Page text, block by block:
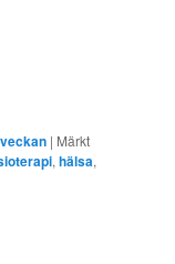
| Märkt
,hälsa,